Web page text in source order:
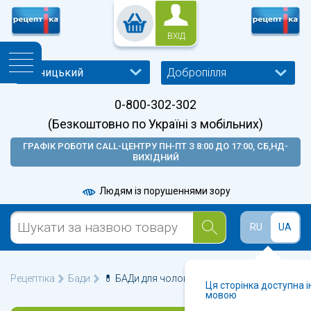
ВХІД
Добропілля
0-800-302-302
(Безкоштовно по Україні з мобільних)
ГРАФІК РОБОТИ CALL-ЦЕНТРУ ПН-ПТ З 8:00 ДО 17:00, СБ,НД-
ВИХІДНИЙ
Людям із порушеннями зору
RU UA
Ця сторінка доступна
мовою
Рецептіка Бади 💊 БАДи для чоловіків у Добропіллі 🩺